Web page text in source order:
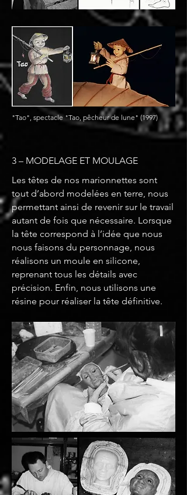
"Tao", spectacle "Tao, pêcheur de lune" (1997)
3 – MODELAGE ET MOULAGE
Les têtes de nos marionnettes sont
tout d’abord modelées en terre, nous
permettant ainsi de revenir sur le travail
autant de fois que nécessaire. Lorsque
la tête correspond à l’idée que nous
nous faisons du personnage, nous
réalisons un moule en silicone,
reprenant tous les détails avec
précision. Enfin, nous utilisons une
résine pour réaliser la tête définitive.